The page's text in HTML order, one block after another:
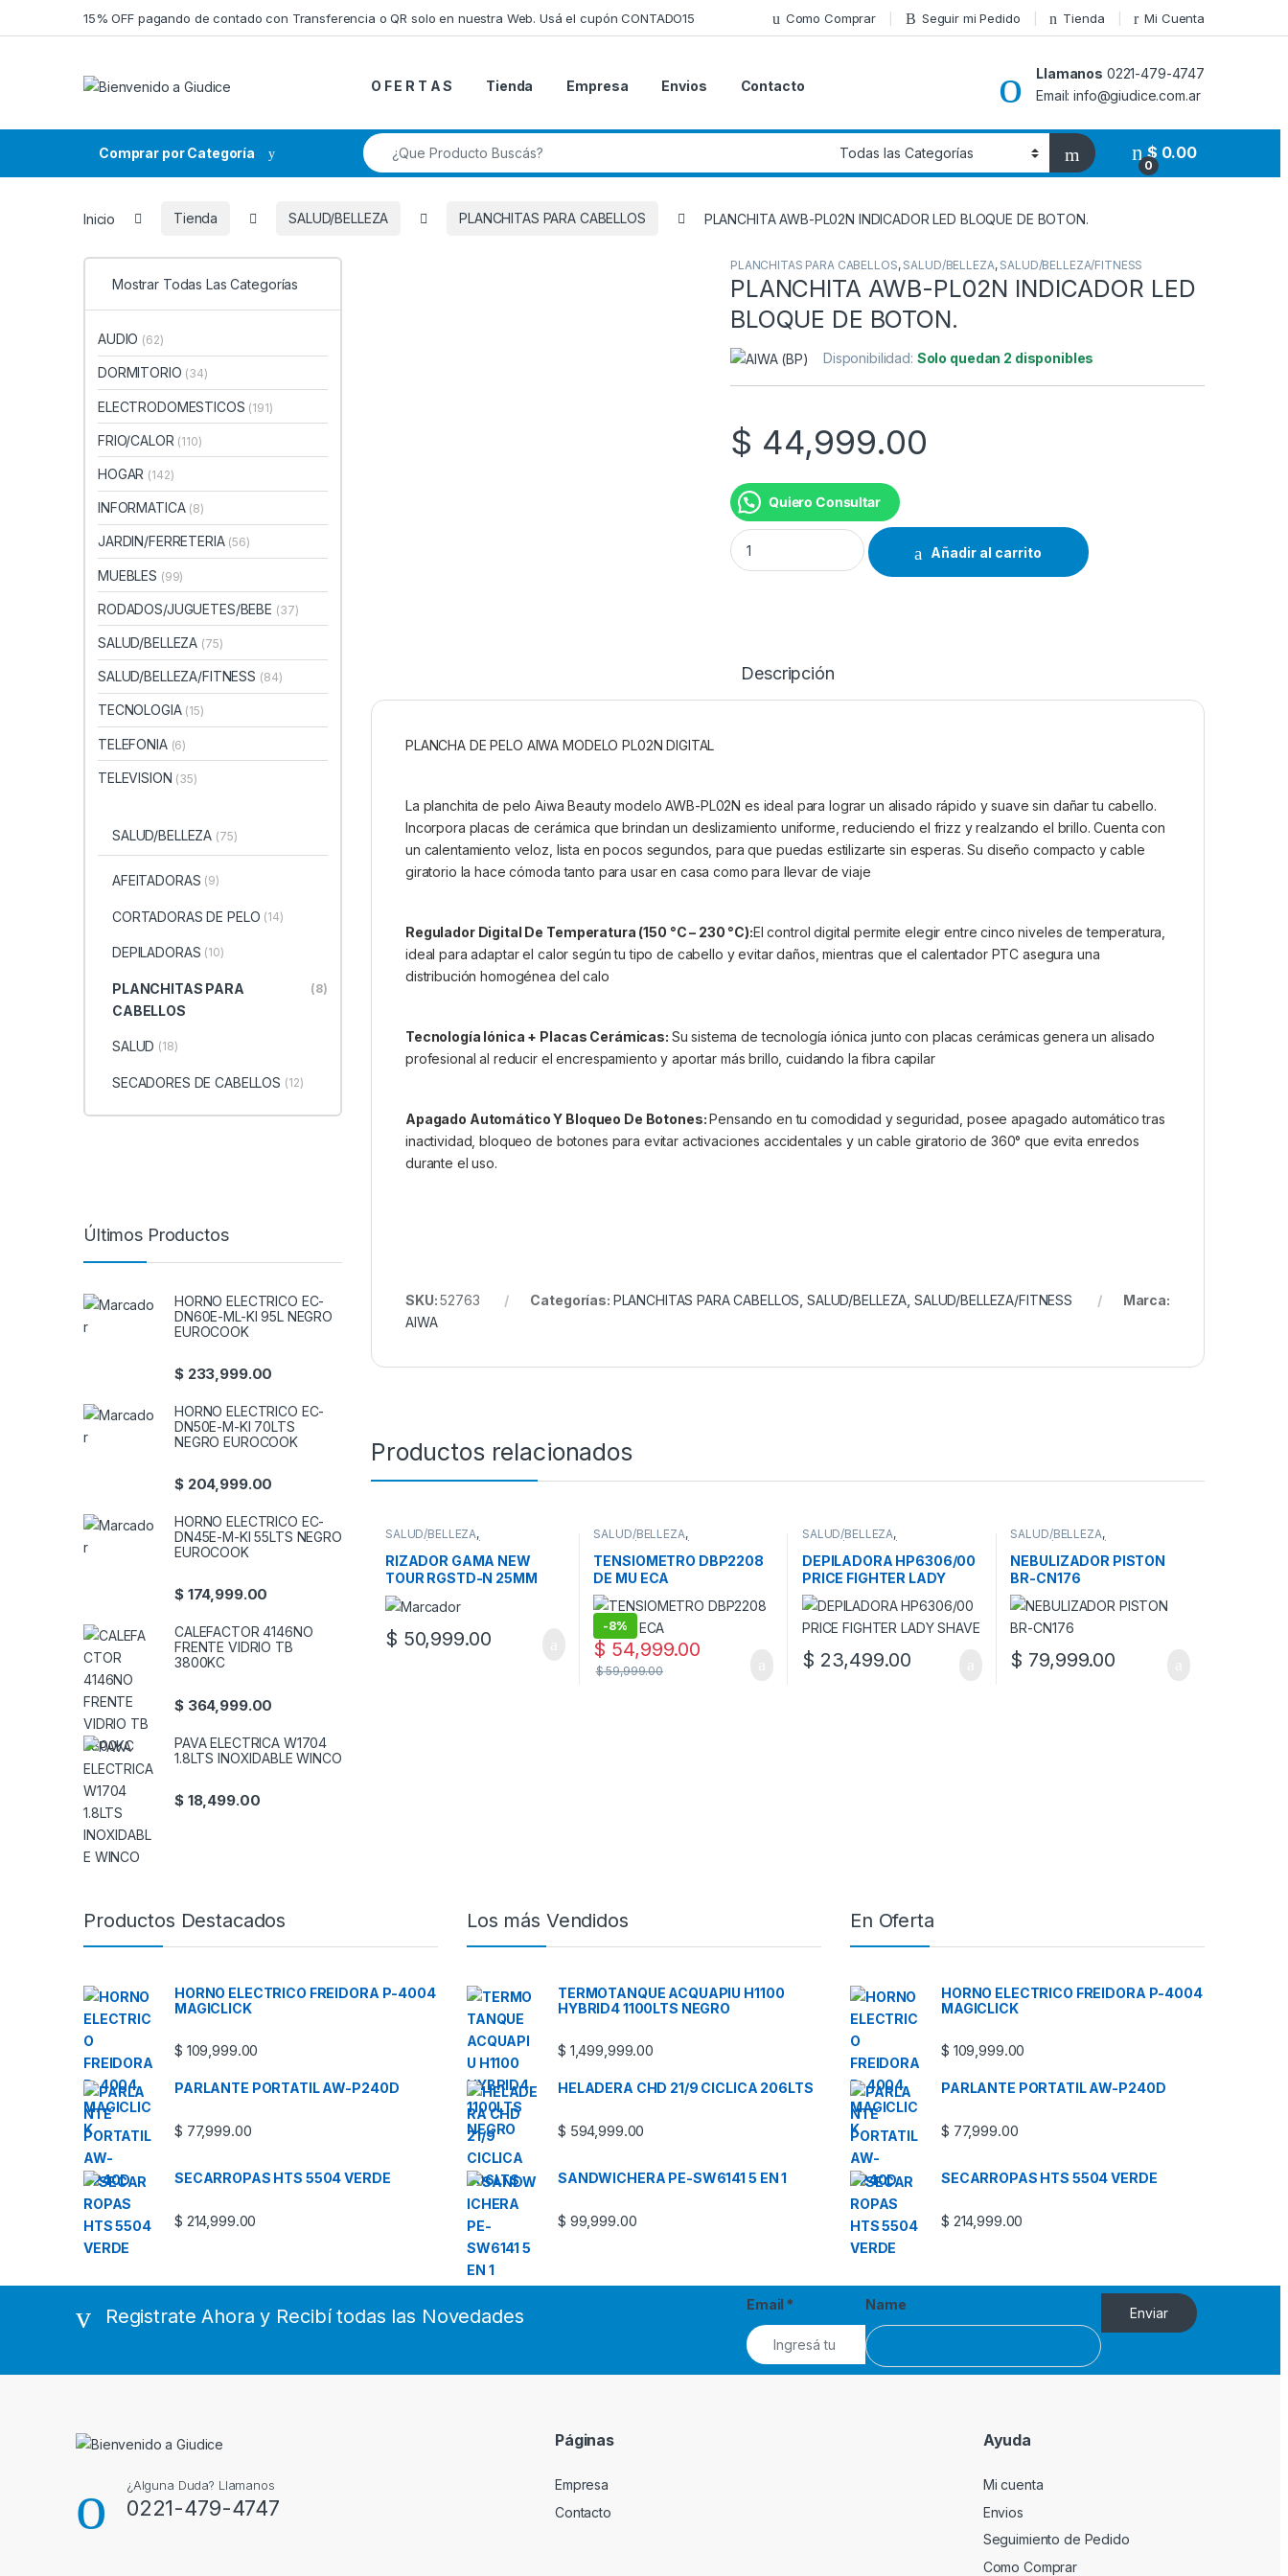
15% OFF pagando de contado con Transferencia o QR solo en nuestra Web. Usá el cupón CONTADO15 Como Comprar Seguir mi Pedido Tienda Mi Cuenta
O F E R T A S Tienda Empresa Envios Contacto
Llamanos 0221-479-4747
Email: info@giudice.com.ar
Comprar por Categoría
Búsqueda de:
0
$ 0.00
Inicio Tienda SALUD/BELLEZA PLANCHITAS PARA CABELLOS PLANCHITA AWB-PL02N INDICADOR LED BLOQUE DE BOTON.
PLANCHITAS PARA CABELLOS, SALUD/BELLEZA, SALUD/BELLEZA/FITNESS
PLANCHITA AWB-PL02N INDICADOR LED
BLOQUE DE BOTON.
Disponibilidad: Solo quedan 2 disponibles
$ 44,999.00
Quiero Consultar
PLANCHITA AWB-PL02N INDICADOR LED BLOQUE DE BOTON. cantidad
Añadir al carrito
Descripción
PLANCHA DE PELO AIWA MODELO PL02N DIGITAL
La planchita de pelo Aiwa Beauty modelo AWB-PL02N es ideal para lograr un alisado rápido y suave sin dañar tu cabello.
Incorpora placas de cerámica que brindan un deslizamiento uniforme, reduciendo el frizz y realzando el brillo. Cuenta con
un calentamiento veloz, lista en pocos segundos, para que puedas estilizarte sin esperas. Su diseño compacto y cable
giratorio la hace cómoda tanto para usar en casa como para llevar de viaje
Regulador Digital De Temperatura (150 °C – 230 °C):El control digital permite elegir entre cinco niveles de temperatura,
ideal para adaptar el calor según tu tipo de cabello y evitar daños, mientras que el calentador PTC asegura una
distribución homogénea del calo
Tecnología Iónica + Placas Cerámicas: Su sistema de tecnología iónica junto con placas cerámicas genera un alisado
profesional al reducir el encrespamiento y aportar más brillo, cuidando la fibra capilar
Apagado Automático Y Bloqueo De Botones:Pensando en tu comodidad y seguridad, posee apagado automático tras
inactividad, bloqueo de botones para evitar activaciones accidentales y un cable giratorio de 360° que evita enredos
durante el uso.
SKU:52763 Categorías: PLANCHITAS PARA CABELLOS ,SALUD/BELLEZA SALUD/BELLEZA/FITNESS
Marca:
AIWA
Productos relacionados
SALUD/BELLEZA,
SALUD/BELLEZA/FITNESS
PLANCHITAS PARA CABELLOS
RIZADOR GAMA NEW
TOUR RGSTD-N 25MM
$ 50,999.00
SALUD/BELLEZA,
SALUD/BELLEZA/FITNESS
SALUD,TENSIOMETROS
TENSIOMETRO DBP2208
DE MU ECA
-8%
$ 54,999.00
$59,999.00
SALUD/BELLEZA,
SALUD/BELLEZA/FITNESS
DEPILADORAS
DEPILADORA HP6306/00
PRICE FIGHTER LADY
SHAVE
$ 23,499.00
SALUD/BELLEZA,
SALUD/BELLEZA/FITNESS
NEBULIZADORES, SALUD
NEBULIZADOR PISTON
BR-CN176
$ 79,999.00
Mostrar Todas Las Categorías
AUDIO (62)
DORMITORIO (34)
ELECTRODOMESTICOS (191)
FRIO/CALOR (110)
HOGAR (142)
INFORMATICA (8)
JARDIN/FERRETERIA (56)
MUEBLES (99)
RODADOS/JUGUETES/BEBE (37)
SALUD/BELLEZA (75)
SALUD/BELLEZA/FITNESS (84)
TECNOLOGIA (15)
TELEFONIA (6)
TELEVISION (35)
SALUD/BELLEZA (75)
AFEITADORAS (9)
CORTADORAS DE PELO (14)
DEPILADORAS (10)
PLANCHITAS PARA
CABELLOS
(8)
SALUD (18)
SECADORES DE CABELLOS (12)
Últimos Productos
HORNO ELECTRICO EC-
DN60E-ML-KI 95L NEGRO
EUROCOOK
$233,999.00
HORNO ELECTRICO EC-
DN50E-M-KI 70LTS
NEGRO EUROCOOK
$204,999.00
HORNO ELECTRICO EC-
DN45E-M-KI 55LTS NEGRO
EUROCOOK
$174,999.00
CALEFACTOR 4146NO
FRENTE VIDRIO TB
3800KC
$364,999.00
PAVA ELECTRICA W1704
1.8LTS INOXIDABLE WINCO
$18,499.00
Productos Destacados
HORNO ELECTRICO FREIDORA P-4004
MAGICLICK
$ 109,999.00
PARLANTE PORTATIL AW-P240D
$ 77,999.00
SECARROPAS HTS 5504 VERDE
$ 214,999.00
Los más Vendidos
TERMOTANQUE ACQUAPIU H1100
HYBRID4 1100LTS NEGRO
$ 1,499,999.00
HELADERA CHD 21/9 CICLICA 206LTS
$ 594,999.00
SANDWICHERA PE-SW6141 5 EN 1
$ 99,999.00
En Oferta
HORNO ELECTRICO FREIDORA P-4004
MAGICLICK
$ 109,999.00
PARLANTE PORTATIL AW-P240D
$ 77,999.00
SECARROPAS HTS 5504 VERDE
$ 214,999.00
Registrate Ahora y Recibí todas las Novedades
Email * Name
Enviar
¿Alguna Duda? Llamanos
0221-479-4747
Páginas
Empresa
Contacto
Ayuda
Mi cuenta
Envios
Seguimiento de Pedido
Como Comprar